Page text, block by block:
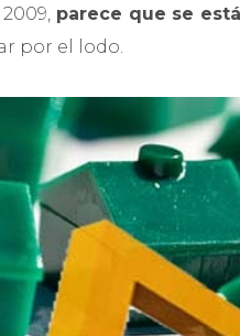
parece que se
por el lodo.